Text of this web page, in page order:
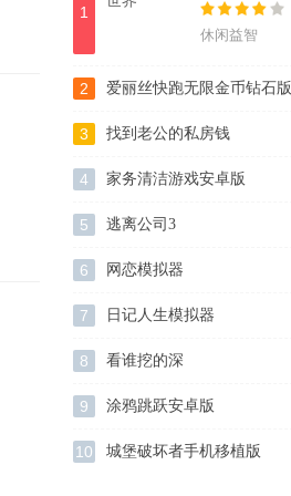
1
休闲益智
2 爱丽丝快跑无限金币钻石版
3 找到老公的私房钱
4 家务清洁游戏安卓版
5 逃离公司3
6 网恋模拟器
7 日记人生模拟器
8 看谁挖的深
9 涂鸦跳跃安卓版
10 城堡破坏者手机移植版